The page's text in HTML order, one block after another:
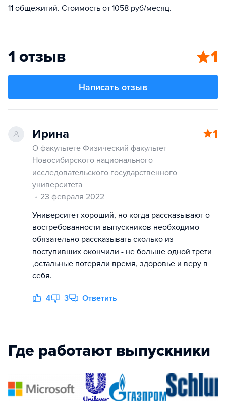
11 общежитий. Стоимость от 1058 руб/месяц.
1 отзыв 1
Написать отзыв
Ирина 1
О факультете Физический факультет
Новосибирского национального
исследовательского государственного
университета
23 февраля 2022
Университет хороший, но когда рассказывают о
востребованности выпускников необходимо
обязательно рассказывать сколько из
поступивших окончили - не больше одной трети
,остальные потеряли время, здоровье и веру в
себя.
4 3 Ответить
Где работают выпускники